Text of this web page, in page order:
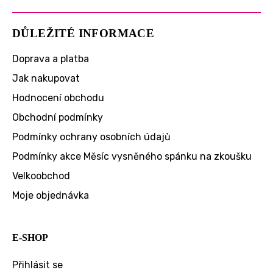
DŮLEŽITÉ INFORMACE
Doprava a platba
Jak nakupovat
Hodnocení obchodu
Obchodní podmínky
Podmínky ochrany osobních údajů
Podmínky akce Měsíc vysněného spánku na zkoušku
Velkoobchod
Moje objednávka
E-SHOP
Přihlásit se